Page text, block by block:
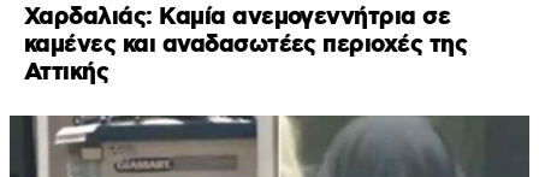
Χαρδαλιάς: Καμία ανεμογεννήτρια σε
καμένες και αναδασωτέες περιοχές της
Αττικής